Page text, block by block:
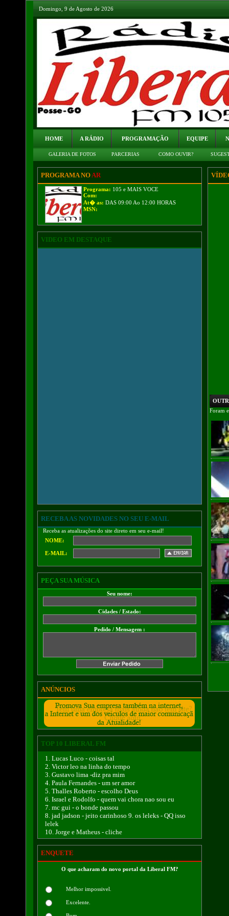
Domingo, 9 de Agosto de 2026
HOME A RÁDIO PROGRAMAÇÃO EQUIPE
GALERIA DE FOTOS PARCERIAS COMO OUVIR?
PROGRAMA NOAR
Programa: 105 e MAIS VOCE
Com:
At� as: DAS 09:00 Ao 12:00 HORAS
MSN:
VIDEO EM DESTAQUE
RECEBA AS NOVIDADES NO SEU E-MAIL
Receba as atualizações do site direto em seu e-mail!
NOME:
E-MAIL:
PEÇA SUA MÚSICA
Seu nome:
Cidades / Estado:
Pedido / Mensagem :
ANÚNCIOS
TOP 10 LIBERAL FM
1. Lucas Luco - coisas tal
2. Victor leo na linha do tempo
3. Gustavo lima -diz pra mim
4. Paula Fernandes - um ser amor
5. Thalles Roberto - escolho Deus
6. Israel e Rodolfo - quem vai chora nao sou eu
7. mc gui - o bonde passou
8. jad jadson - jeito carinhoso 9. os leleks - QQ isso
lelek
10. Jorge e Matheus - cliche
ENQUETE
O que acharam do novo portal da Liberal FM?
Melhor impossivel.
Excelente.
Foram